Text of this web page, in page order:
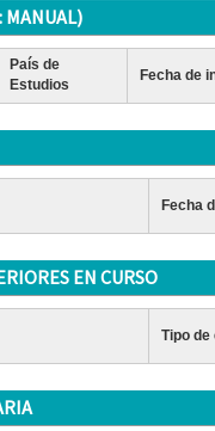
MANUAL)
País de
Estudios
Fecha de
Fecha
EN CURSO
Tipo de